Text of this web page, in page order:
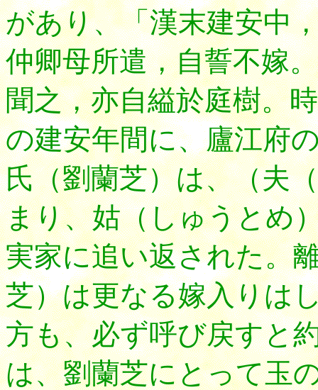
があり、「漢末建安中
仲卿母所遣，自誓不嫁
聞之，亦自縊於庭樹。
の建安年間に、廬江府
氏（劉蘭芝）は、（夫
まり、姑（しゅうとめ
実家に追い返された。
芝）は更なる嫁入りは
方も、必ず呼び戻すと
は、劉蘭芝にとって玉